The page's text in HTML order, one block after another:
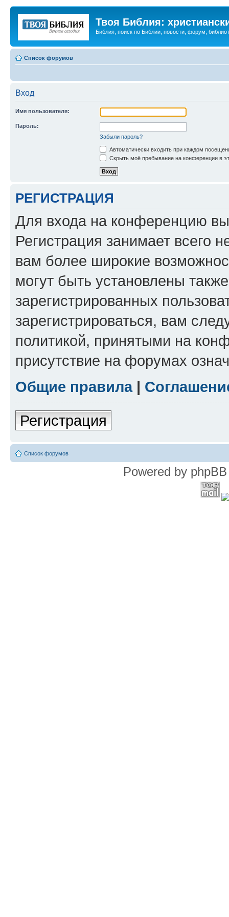
Твоя Библия:
Библия, поиск по Библии, новости, форум,
Список форумов
Вход
Имя пользователя:
Пароль:
Забыли пароль?
Автоматически входить при каждом
Скрыть моё пребывание на конференции в
РЕГИСТРАЦИЯ
Для входа на конференцию
Регистрация занимает всего
вам более широкие
могут быть установлены
зарегистрированных
зарегистрироваться, вам
политикой, принятыми на
присутствие на форумах
Общие правила|
Регистрация
Список форумов
Powered by